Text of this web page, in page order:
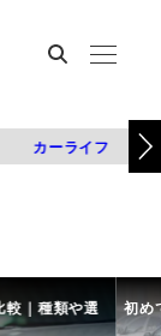
カーライフ
較｜種類や選 初め